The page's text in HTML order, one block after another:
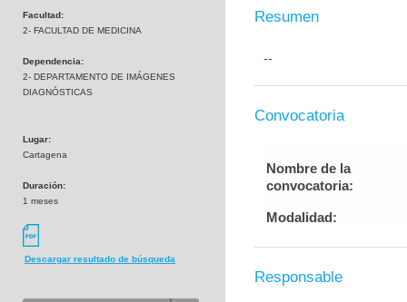
Facultad:
2- FACULTAD DE MEDICINA
Dependencia:
2- DEPARTAMENTO DE IMÁGENES
DIAGNÓSTICAS
Lugar:
Cartagena
Duración:
1 meses
Descargar resultado de búsqueda
Resumen
--
Convocatoria
Nombre de la
convocatoria:
Modalidad:
Responsable